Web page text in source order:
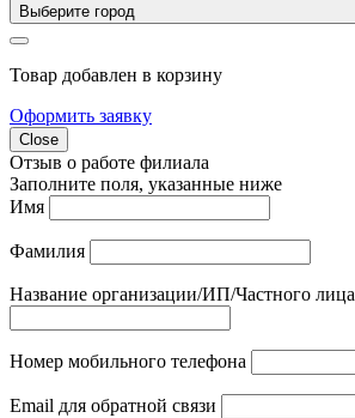
Выберите город
Товар добавлен в корзину
Оформить заявку
Close
Отзыв о работе филиала
Заполните поля, указанные ниже
Имя
Фамилия
Название организации/ИП/Частного лица
Номер мобильного телефона
Email для обратной связи